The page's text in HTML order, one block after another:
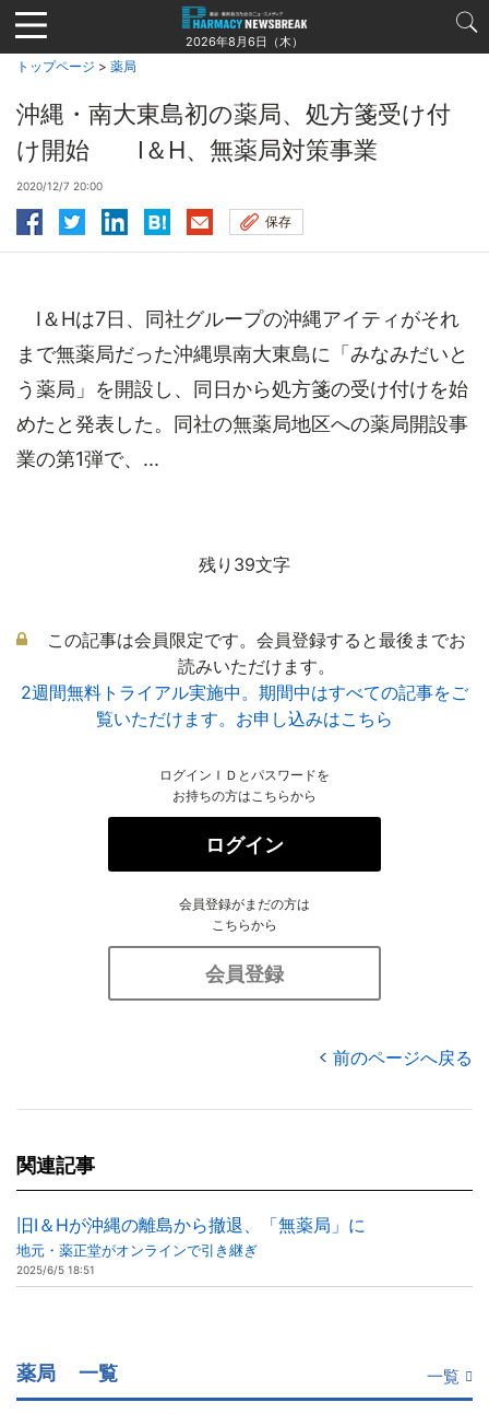
Jump
to
navigation
2026年8月6日（木）
トップページ > 薬局
沖縄・南大東島初の薬局、処方箋受け付
け開始 I＆H、無薬局対策事業
2020/12/7 20:00
保存
I＆Hは7日、同社グループの沖縄アイティがそれ
まで無薬局だった沖縄県南大東島に「みなみだいと
う薬局」を開設し、同日から処方箋の受け付けを始
めたと発表した。同社の無薬局地区への薬局開設事
業の第1弾で、...
残り39文字
この記事は会員限定です。会員登録すると最後までお
読みいただけます。
2週間無料トライアル実施中。期間中はすべての記事をご
覧いただけます。お申し込みはこちら
ログインＩＤとパスワードを
お持ちの方はこちらから
ログイン
会員登録がまだの方は
こちらから
会員登録
前のページへ戻る
関連記事
旧I＆Hが沖縄の離島から撤退、「無薬局」に
地元・薬正堂がオンラインで引き継ぎ
2025/6/5 18:51
薬局 一覧 一覧